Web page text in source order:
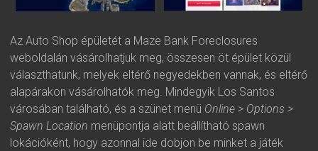
Az Auto Shop épületét a Maze Bank Foreclosures
weboldalán vásárolhatjuk meg, összesen öt épület közül
választhatunk, melyek eltérő negyedekben vannak, és eltérő
alapárakon vásárolhatók meg. Mindegyik Los Santos
városában található, és a szünet menü Online > Options >
Spawn Location menüpontja alatt beállítható spawn
lokációként, hogy azonnal ide dobjon be minket a játék